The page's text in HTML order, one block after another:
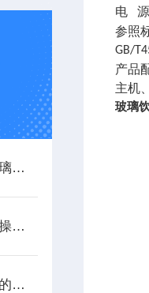
玻璃瓶抗热震性试验机：玻璃瓶耐热冲击的实力考验官
玻璃瓶抗热震性试验机标准操作流程
研究玻璃瓶抗热震性试验机的工作原理与测试标准
电
源
参照
产品
主机
玻璃